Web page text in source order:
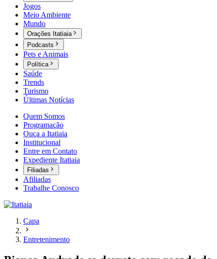
Jogos
Meio Ambiente
Mundo
Orações Itatiaia
Podcasts
Pets e Animais
Política
Saúde
Trends
Turismo
Últimas Notícias
Quem Somos
Programação
Ouça a Itatiaia
Institucional
Entre em Contato
Expediente Itatiaia
Filiadas
Afiliadas
Trabalhe Conosco
Capa
Entretenimento